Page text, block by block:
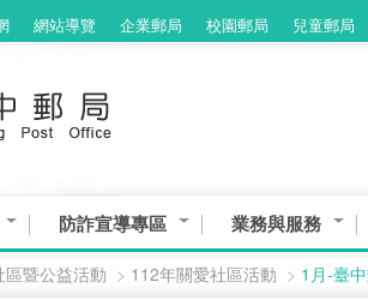
網站導覽 企業郵局 校園郵局 兒童郵局
防詐宣導專區 業務與服務
區暨公益活動 > 112年關愛社區活動 > 1月-臺